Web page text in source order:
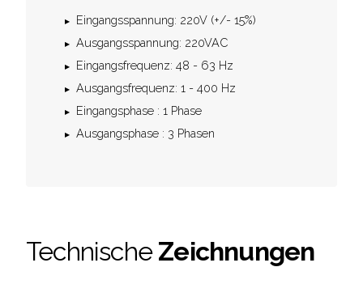
Eingangsspannung: 220V (+/- 15%)
Ausgangsspannung: 220VAC
Eingangsfrequenz: 48 - 63 Hz
Ausgangsfrequenz: 1 - 400 Hz
Eingangsphase : 1 Phase
Ausgangsphase : 3 Phasen
TechnischeZeichnungen